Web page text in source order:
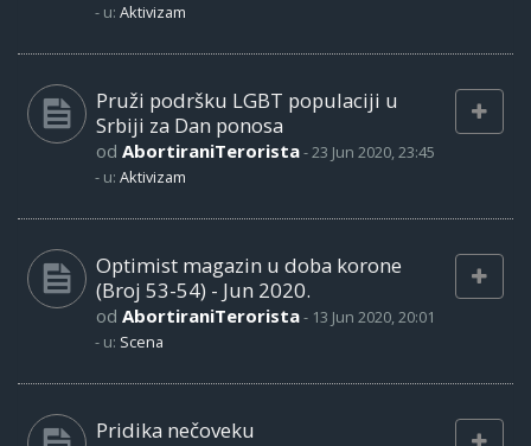
- u: Aktivizam
Pruži podršku LGBT populaciji u
Srbiji za Dan ponosa
od AbortiraniTerorista-23 Jun 2020, 23:45
- u: Aktivizam
Optimist magazin u doba korone
(Broj 53-54) - Jun 2020.
od AbortiraniTerorista- 13 Jun 2020, 20:01
- u: Scena
Pridika nečoveku